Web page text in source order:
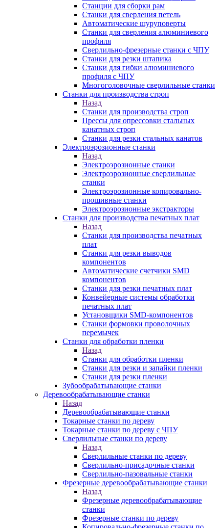
Станции для сборки рам
Станки для сверления петель
Автоматические шуруповерты
Станки для сверления алюминиевого
профиля
Сверлильно-фрезерные станки с ЧПУ
Станки для резки штапика
Станки для гибки алюминиевого
профиля с ЧПУ
Многоголовочные сверлильные станки
Станки для производства строп
Назад
Станки для производства строп
Прессы для опрессовки стальных
канатных строп
Станки для резки стальных канатов
Электроэрозионные станки
Назад
Электроэрозионные станки
Электроэрозионные сверлильные
станки
Электроэрозионные копировально-
прошивные станки
Электроэрозионные экстракторы
Станки для производства печатных плат
Назад
Станки для производства печатных
плат
Станки для резки выводов
компонентов
Автоматические счетчики SMD
компонентов
Станки для резки печатных плат
Конвейерные системы обработки
печатных плат
Установщики SMD-компонентов
Станки формовки проволочных
перемычек
Станки для обработки пленки
Назад
Станки для обработки пленки
Станки для резки и запайки пленки
Станки для резки пленки
Зубообрабатывающие станки
Деревообрабатывающие станки
Назад
Деревообрабатывающие станки
Токарные станки по дереву
Токарные станки по дереву с ЧПУ
Сверлильные станки по дереву
Назад
Сверлильные станки по дереву
Сверлильно-присадочные станки
Сверлильно-пазовальные станки
Фрезерные деревообрабатывающие станки
Назад
Фрезерные деревообрабатывающие
станки
Фрезерные станки по дереву